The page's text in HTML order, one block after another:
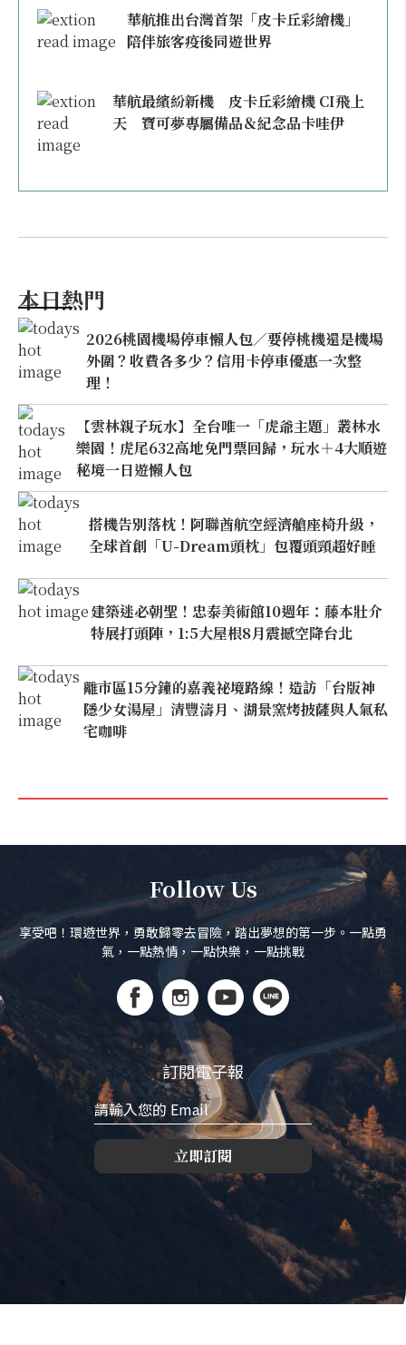
華航推出台灣首架「皮卡丘彩繪機」
陪伴旅客疫後同遊世界
華航最繽紛新機 皮卡丘彩繪機 CI飛上
天 寶可夢專屬備品＆紀念品卡哇伊
本日熱門
2026桃園機場停車懶人包／要停桃機還是機場
外圍？收費各多少？信用卡停車優惠一次整
理！
【雲林親子玩水】全台唯一「虎爺主題」叢林水
樂園！虎尾632高地免門票回歸，玩水＋4大順遊
秘境一日遊懶人包
搭機告別落枕！阿聯酋航空經濟艙座椅升級，
全球首創「U-Dream頭枕」包覆頭頸超好睡
建築迷必朝聖！忠泰美術館10週年：藤本壯介
特展打頭陣，1:5大屋根8月震撼空降台北
離市區15分鐘的嘉義祕境路線！造訪「台版神
隱少女湯屋」清豐濤月、湖景窯烤披薩與人氣私
宅咖啡
Follow Us
享受吧！環遊世界，勇敢歸零去冒險，踏出夢想的第一步。一點勇
氣，一點熱情，一點快樂，一點挑戰
訂閱電子報
立即訂閱